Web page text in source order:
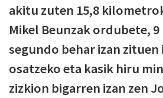
akitu zuten 15,8
Mikel Beunzak ordubete,
segundo behar izan
osatzeko eta kasik hiru
zizkion bigarren izan zen